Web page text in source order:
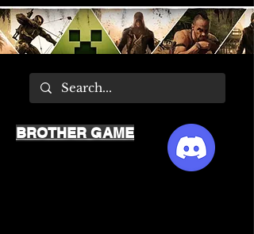
BROTHER GAME